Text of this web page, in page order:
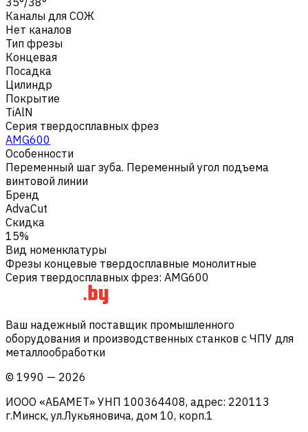
Каналы для СОЖ
Нет каналов
Тип фрезы
Концевая
Посадка
Цилиндр
Покрытие
TiAlN
Серия твердосплавных фрез
AMG600
Особенности
Переменный шаг зуба. Переменный угол подъема
винтовой линии
Бренд
AdvaCut
Скидка
15%
Вид номенклатуры
Фрезы концевые твердосплавные монолитные
Серия твердосплавных фрез: AMG600
Ваш надежный поставщик промышленного
оборудования и производственных станков с ЧПУ для
металлообработки
© 1990 — 2026
ИООО «АБАМЕТ» УНП 100364408, адрес: 220113
г.Минск, ул.Лукьяновича, дом 10, корп.1